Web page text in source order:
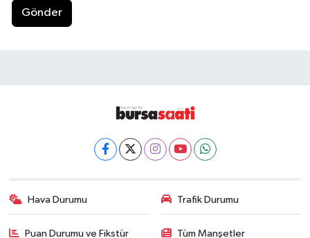
Gönder
Hava Durumu Trafik Durumu
Puan Durumu ve Fikstür Tüm Manşetler